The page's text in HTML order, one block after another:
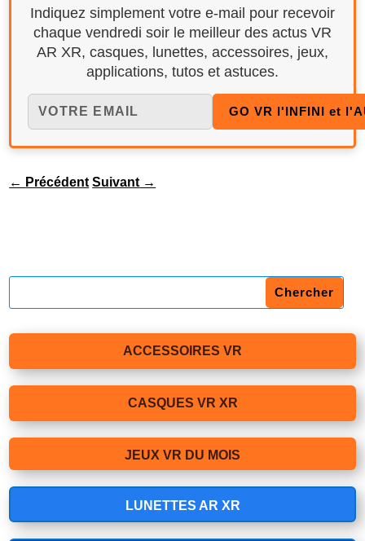
Indiquez simplement votre e-mail pour recevoir
chaque vendredi soir le meilleur des actus VR
AR XR, casques, lunettes, accessoires, jeux,
applications, tutos et astuces.
← Précédent Suivant →
ACCESSOIRES VR
CASQUES VR XR
JEUX VR DU MOIS
LUNETTES AR XR